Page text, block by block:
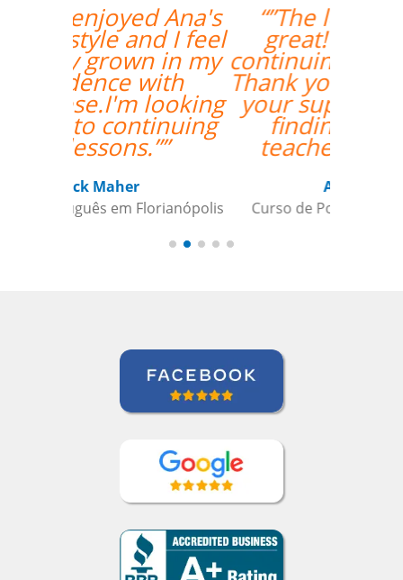
“”The lesson went
great! We will be
continuing the lessons.
Thank you so much for
your support and for
finding the best
teacher for me. ””
Curso de Português em Belém